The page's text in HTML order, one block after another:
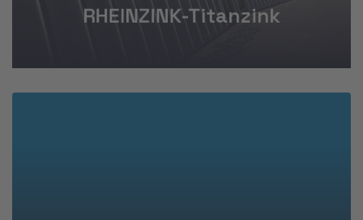
RHEINZINK-Titanzink